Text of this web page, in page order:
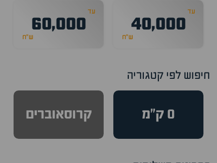
עד
40,000
ש״ח
עד
60,000
ש״ח
חיפוש לפי קטגוריה
0 ק״מ קרוסאוברים